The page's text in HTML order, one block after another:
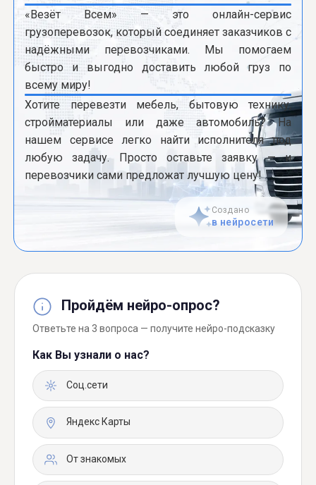
«Везёт Всем» — это онлайн-сервис
грузоперевозок, который соединяет заказчиков с
надёжными перевозчиками. Мы помогаем
быстро и выгодно доставить любой груз по
всему миру!
Хотите перевезти мебель, бытовую технику,
стройматериалы или даже автомобиль? На
нашем сервисе легко найти исполнителя под
любую задачу. Просто оставьте заявку — и
перевозчики сами предложат лучшую цену!
Создано
в нейросети
Пройдём нейро-опрос?
Ответьте на 3 вопроса — получите нейро-подсказку
Как Вы узнали о нас?
Соц.сети
Яндекс Карты
От знакомых